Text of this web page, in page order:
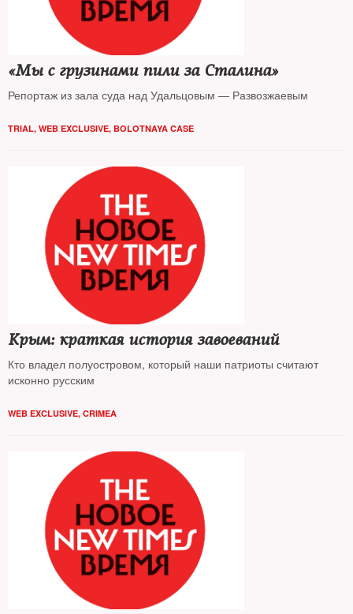
«Мы с грузинами пили за Сталина»
Репортаж из зала суда над Удальцовым — Развозжаевым
TRIAL, WEB EXCLUSIVE, BOLOTNAYA CASE
Крым: краткая история завоеваний
Кто владел полуостровом, который наши патриоты считают
исконно русским
WEB EXCLUSIVE, CRIMEA